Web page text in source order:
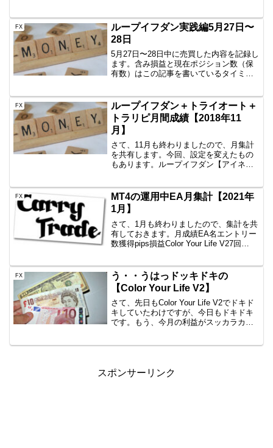
FX
ループイフダン実践編5月27日〜
28日
5月27日〜28日中に売買した内容を記録し
ます。含み損益と現在ポジション数（保
有数）はこの記事を書いているタイミン
思いますので、公開です。AUD/JPY
B40 100...
FX
ループイフダン＋トライオート＋
トラリピ月間成績【2018年11
月】
さて、11月も終わりましたので、月集計
を共有します。今回、設定を変えたもの
もあります。ループイフダン【アイネッ
ます。今は、EURJPY、USDJPY、
EURUS...
FX
MT4の運用中EA月集計【2021年
1月】
さて、1月も終わりましたので、集計を共
有しておきます。月成績EA名エントリー
数獲得pips損益Color Your Life V27回
FX
う・・うはっドッキドキの
【Color Your Life V2】
さて、先日もColor Your Life V2でドキド
キしていたわけですが、今日もドキドキ
です。もう、今月の利益がスッカラカン
スポンサーリンク